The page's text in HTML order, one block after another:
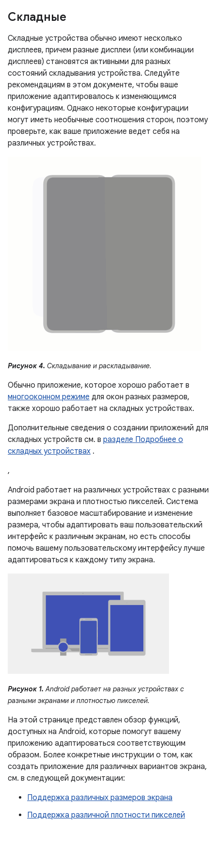
Складные
Складные устройства обычно имеют несколько
дисплеев, причем разные дисплеи (или комбинации
дисплеев) становятся активными для разных
состояний складывания устройства. Следуйте
рекомендациям в этом документе, чтобы ваше
приложение адаптировалось к изменяющимся
конфигурациям. Однако некоторые конфигурации
могут иметь необычные соотношения сторон, поэтому
проверьте, как ваше приложение ведет себя на
различных устройствах.
Рисунок 4. Складывание и раскладывание.
Обычно приложение, которое хорошо работает в
многооконном режиме для окон разных размеров,
также хорошо работает на складных устройствах.
Дополнительные сведения о создании приложений для
складных устройств см. в разделе Подробнее о
складных устройствах .
,
Android работает на различных устройствах с разными
размерами экрана и плотностью пикселей. Система
выполняет базовое масштабирование и изменение
размера, чтобы адаптировать ваш пользовательский
интерфейс к различным экранам, но есть способы
помочь вашему пользовательскому интерфейсу лучше
адаптироваться к каждому типу экрана.
Рисунок 1. Android работает на разных устройствах с
разными экранами и плотностью пикселей.
На этой странице представлен обзор функций,
доступных на Android, которые помогут вашему
приложению адаптироваться соответствующим
образом. Более конкретные инструкции о том, как
создать приложение для различных вариантов экрана,
см. в следующей документации:
Поддержка различных размеров экрана
Поддержка различной плотности пикселей